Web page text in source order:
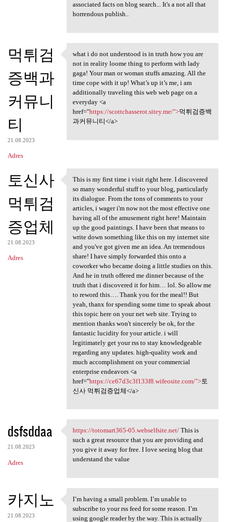
associated facts on blog search... It's a not all that
horrendous publish..
먹튀검
증백과
커뮤니
티
21.08.2023
Adres
what i do not understood is
what i do not understood is in truth how you are
not in reality loome thing to perform with lady
gaga! Your man or woman stuffs amazing. All the
time cope with it up! What’s up it’s me, i am
additionally traveling this web web page on a
everyday <a
href="https://scottchasserot.sitey.me/">먹튀검증백
과커뮤니티</a>
토신사
먹튀검
증업체
21.08.2023
Adres
This is my first time i visit
This is my first time i visit right here. I discovered
so many wonderful stuff to your blog, particularly
its dialogue. From the tons of comments to your
articles, i wager i'm now not the most effective one
having all of the amusement right here! Maintain
up the good paintings. I have been that means to
write down something like this on my internet site
and you've got given me an idea. An tremendous
share! I have simply forwarded this onto a
coworker who became doing a little studies on this.
And he in truth offered me dinner because of the
truth that i discovered it for him… lol. So allow me
to reword this…. Thank you for the meal!! But
yeah, thanx for spending some time to speak about
this topic here on your net web site. Trying to
mention thanks won't sincerely be ok, for the
fantastic lucidity for your article. i will
legitimately get your rss to stay knowledgeable
regarding any updates. high-quality work and
much accomplishment on your commercial
enterprise endeavors <a
href="https://ce67d3c3f133f8.wifeosite.com/">토
신사 먹튀검증업체</a>
dsfsddaa
21.08.2023
Adres
https://totomart365-05
https://totomart365-05.webselfsite.net/This is
such a great resource that you are providing and
you give it away for free. I love seeing blog that
understand the value
카지노
21.08.2023
I’m having a small problem. I
I’m having a small problem. I’m unable to
subscribe to your rss feed for some reason. I’m
using google reader by the way. This is actually